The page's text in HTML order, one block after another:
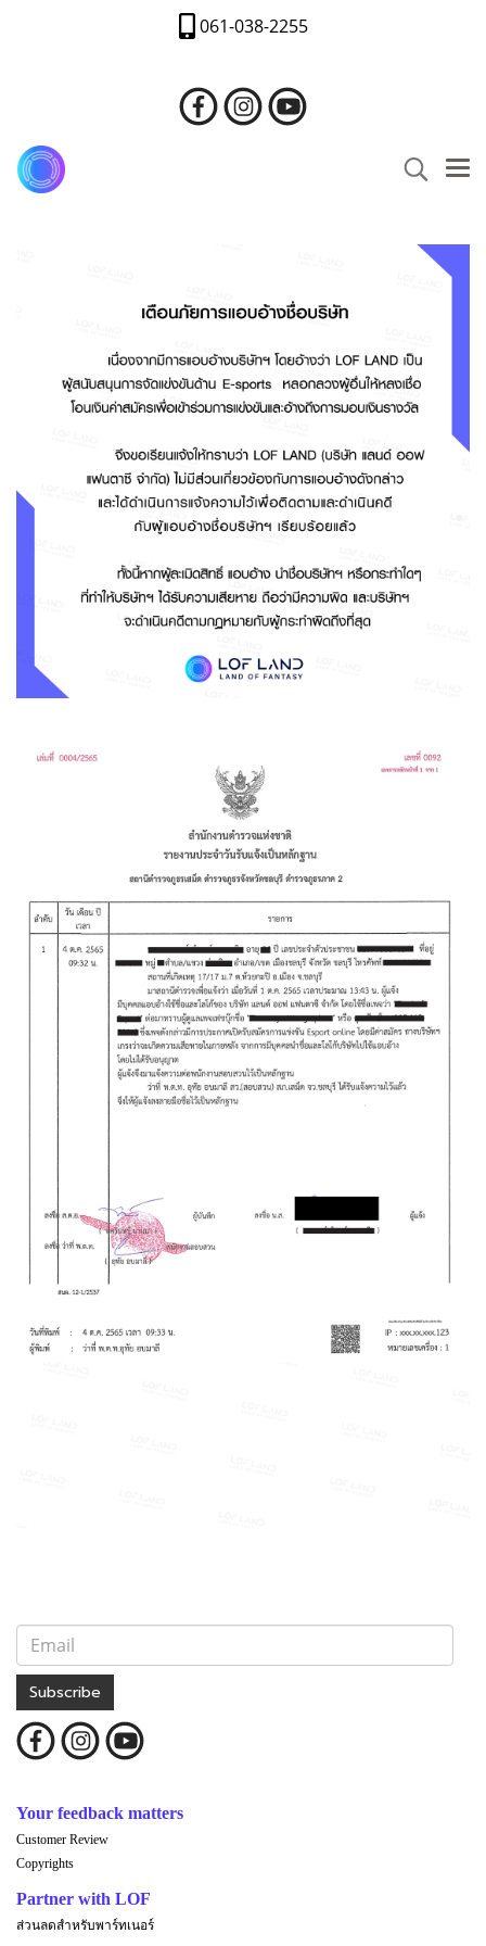
061-038-2255
Subscribe
Your feedback matters
Customer Review
Copyrights
Partner with LOF
ส่วนลดสำหรับพาร์ทเนอร์